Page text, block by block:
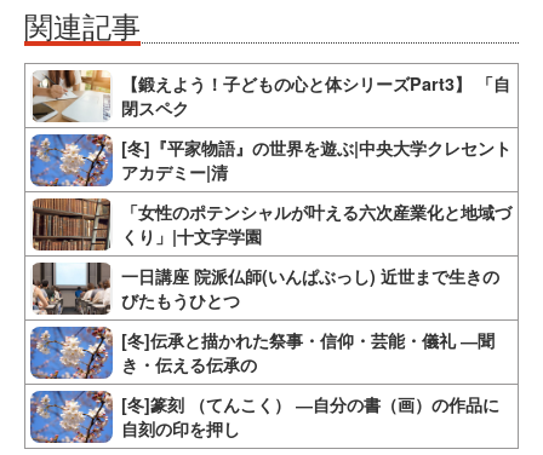
関連記事
【鍛えよう！子どもの心と体シリーズPart3】 「自
閉スペク
[冬]『平家物語』の世界を遊ぶ|中央大学クレセント
アカデミー|清
「女性のポテンシャルが叶える六次産業化と地域づ
くり」|十文字学園
一日講座 院派仏師(いんぱぶっし) 近世まで生きの
びたもうひとつ
[冬]伝承と描かれた祭事・信仰・芸能・儀礼 ―聞
き・伝える伝承の
[冬]篆刻 （てんこく） ―自分の書（画）の作品に
自刻の印を押し